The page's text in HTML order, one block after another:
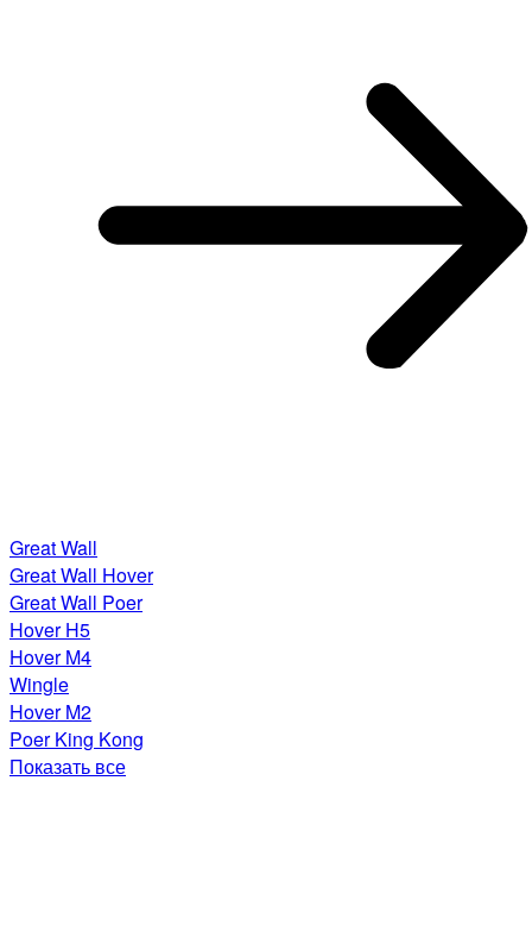
Great Wall
Great Wall Hover
Great Wall Poer
Hover H5
Hover M4
Wingle
Hover M2
Poer King Kong
Показать все